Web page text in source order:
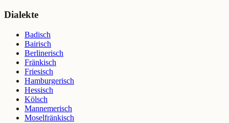
Dialekte
Badisch
Bairisch
Berlinerisch
Fränkisch
Friesisch
Hamburgerisch
Hessisch
Kölsch
Mannemerisch
Moselfränkisch